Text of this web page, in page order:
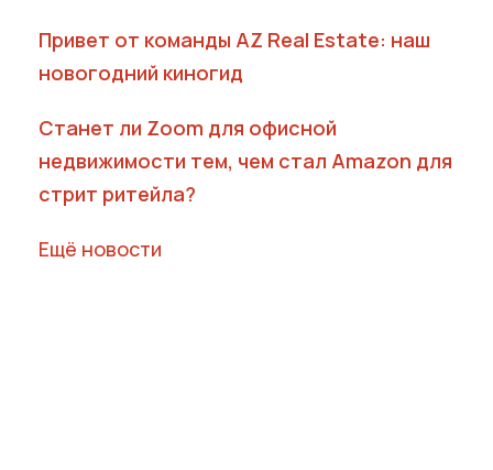
Привет от команды AZ Real Estate: наш
новогодний киногид
Станет ли Zoom для офисной
недвижимости тем, чем стал Amazon для
стрит ритейла?
Ещё новости